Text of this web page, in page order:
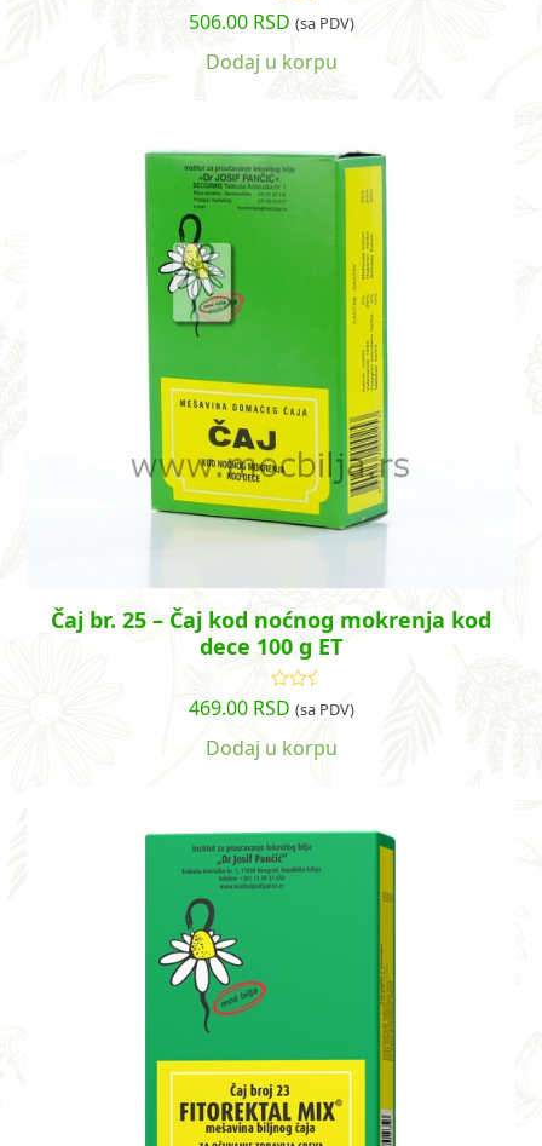
Ocenjeno
sa4.92od
506.00 RSD (sa PDV)
Dodaj u korpu
Čaj br. 25 – Čaj kod noćnog mokrenja kod
dece 100 g ET
Ocenjeno
sa4.78od
469.00 RSD (sa PDV)
Dodaj u korpu